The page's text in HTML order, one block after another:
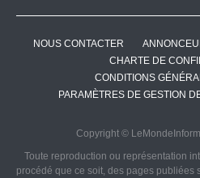
NOUS CONTACTER
CHARTE DE
CONDITIONS
PARAMÈTRES DE GESTION
Copyright ©
Toute reproduction ou représentation
procédé que ce soit, des pages publiées